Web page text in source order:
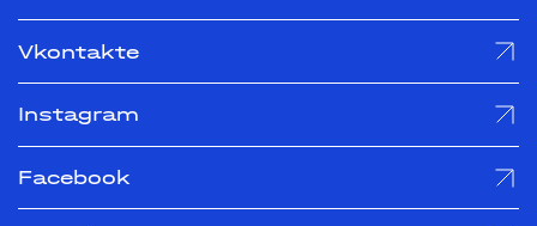
Vkontakte
Instagram
Facebook